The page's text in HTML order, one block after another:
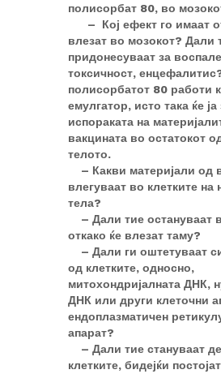
полисорбат 80, во
– Кој ефект го имаат
влезат во мозокот? Дали
придонесуваат за
токсичност,
полисорбатот 80 работи
емулгатор, исто така ќе
испораката на
вакцината во остатокот
телото.
– Какви материјали од
влегуваат во клетките на
тела?
– Дали тие остануваат
откако ќе влезат таму?
– Дали ги оштетуваат
од клетките, односно,
митохондријалната ДНК,
ДНК или други клеточни
ендоплазматичен
апарат?
– Дали тие стануваат
клетките, бидејќи